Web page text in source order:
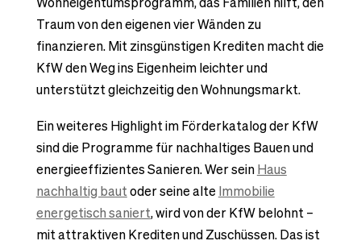
Traum von den eigenen vier Wänden zu
finanzieren. Mit zinsgünstigen Krediten macht die
KfW den Weg ins Eigenheim leichter und
unterstützt gleichzeitig den Wohnungsmarkt.
Ein weiteres Highlight im Förderkatalog der KfW
sind die Programme für nachhaltiges Bauen und
energieeffizientes Sanieren. Wer seinHaus
nachhaltig bautoder seine alte Immobilie
energetisch saniert, wird von der KfW belohnt –
mit attraktiven Krediten und Zuschüssen. Das ist